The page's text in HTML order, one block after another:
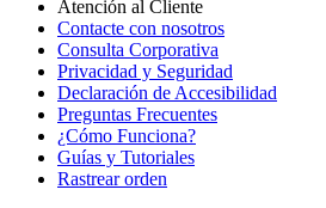
Atención al Cliente
Contacte con nosotros
Consulta Corporativa
Privacidad y Seguridad
Declaración de Accesibilidad
Preguntas Frecuentes
¿Cómo Funciona?
Guías y Tutoriales
Rastrear orden